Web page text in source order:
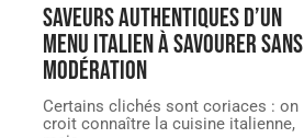
Saveurs authentiques d’un
menu italien à savourer sans
modération
Certains clichés sont coriaces : on
croit connaître la cuisine italienne,